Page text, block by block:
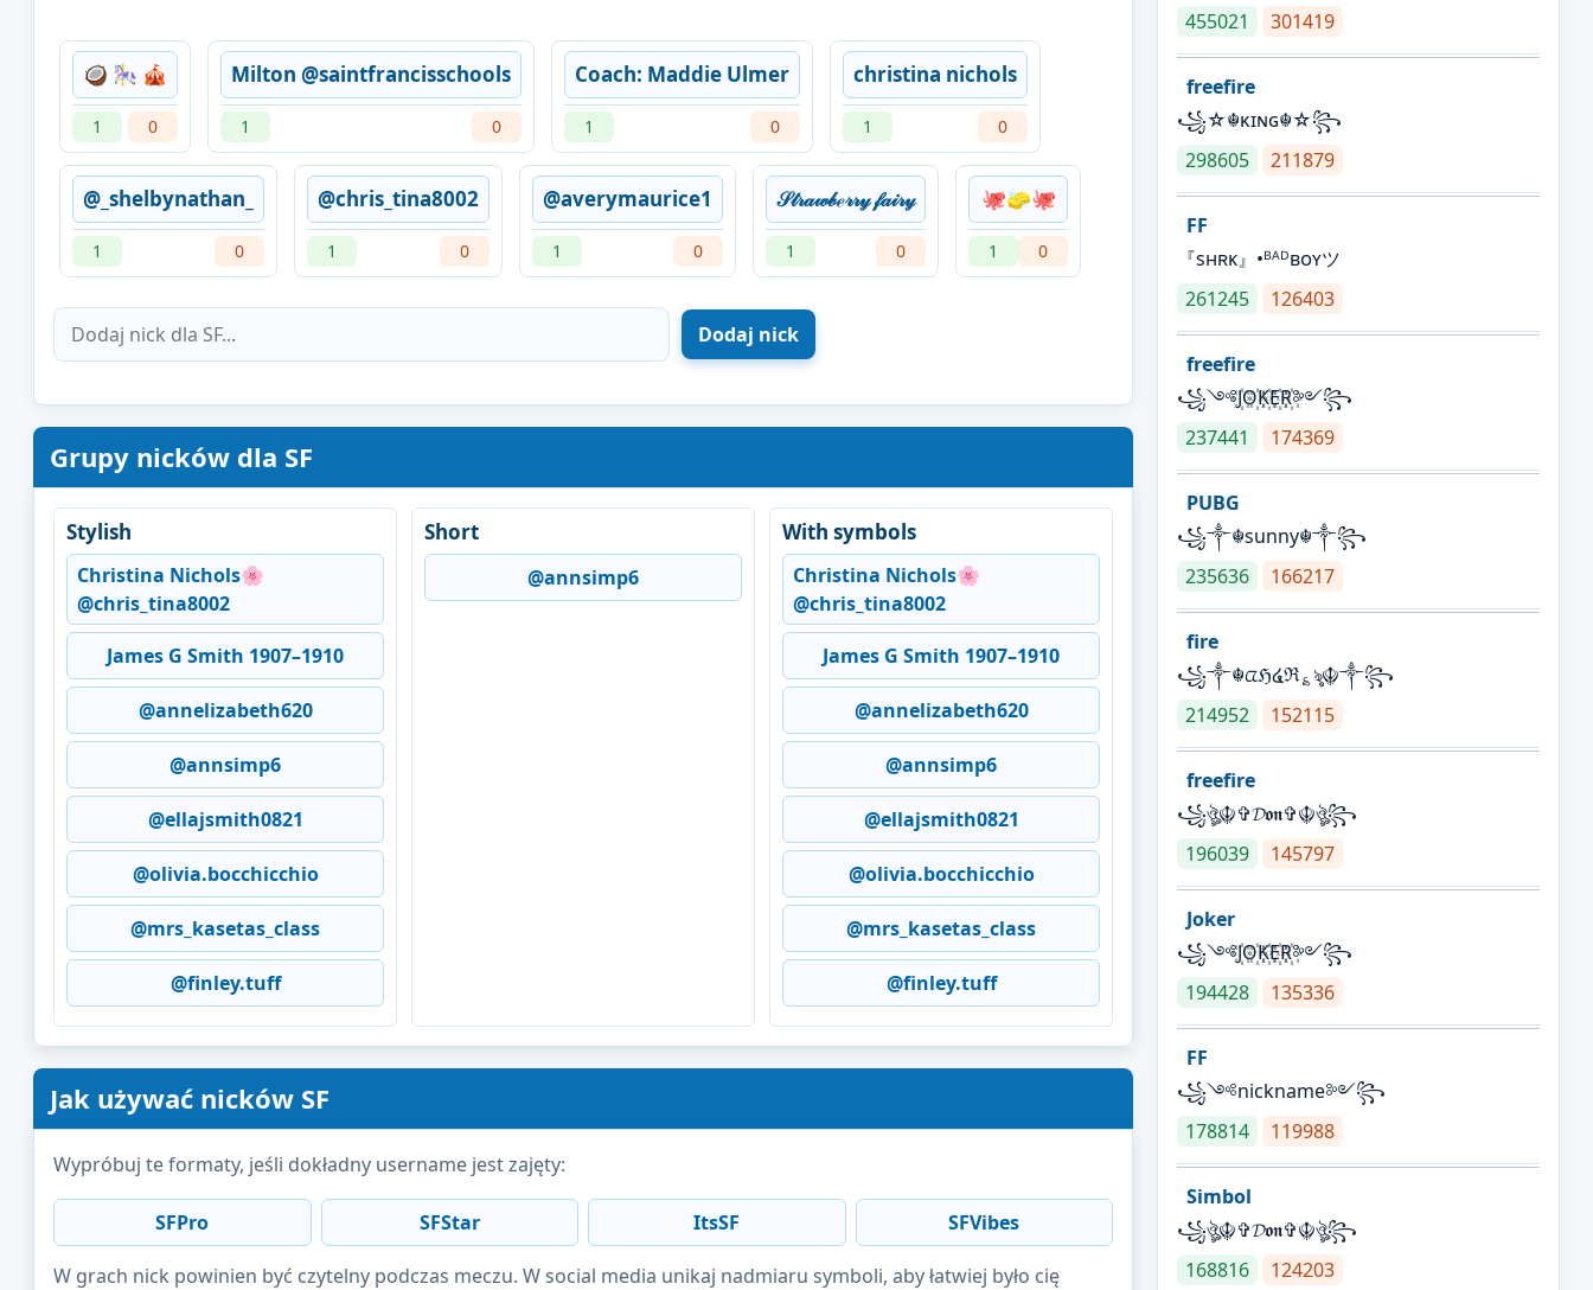
🥥 🎠 🎪
1 0
Milton @saintfrancisschools
1 0
Coach: Maddie Ulmer
1 0
christina nichols
1 0
@_shelbynathan_
1 0
@chris_tina8002
1 0
@averymaurice1
1 0
𝒮𝓉𝓇𝒶𝓌𝒷ℯ𝓇𝓇𝓎 𝒻𝒶𝒾𝓇𝓎
1 0
🐙🧽🐙
1 0
Grupy nicków dla SF
Stylish
Christina Nichols🌸
@chris_tina8002
James G Smith 1907–1910
@annelizabeth620
@annsimp6
@ellajsmith0821
@olivia.bocchicchio
@mrs_kasetas_class
@finley.tuff
Short
@annsimp6
With symbols
Christina Nichols🌸
@chris_tina8002
James G Smith 1907–1910
@annelizabeth620
@annsimp6
@ellajsmith0821
@olivia.bocchicchio
@mrs_kasetas_class
@finley.tuff
Jak używać nicków SF
Wypróbuj te formaty, jeśli dokładny username jest zajęty:
SFPro SFStar ItsSF SFVibes
W grach nick powinien być czytelny podczas meczu. W social media unikaj nadmiaru symboli, aby łatwiej było cię
455021
301419
freefire
꧁☆☬κɪɴɢ☬☆꧂
298605
211879
FF
『sʜʀᴋ』•ᴮᴬᴰʙᴏʏツ
261245
126403
freefire
꧁༺J꙰O꙰K꙰E꙰R꙰༻꧂
237441
174369
PUBG
꧁༒☬sunny☬༒꧂
235636
166217
fire
꧁༒☬ᤂℌ໔ℜ؏ৡ☬༒꧂
214952
152115
freefire
꧁ঔৣ☬✞𝓓𝖔𝖓✞☬ঔৣ꧂
196039
145797
Joker
꧁༺J꙰O꙰K꙰E꙰R꙰༻꧂
194428
135336
FF
꧁༺nickname༻꧂
178814
119988
Simbol
꧁ঔৣ☬✞𝓓𝖔𝖓✞☬ঔৣ꧂
168816
124203